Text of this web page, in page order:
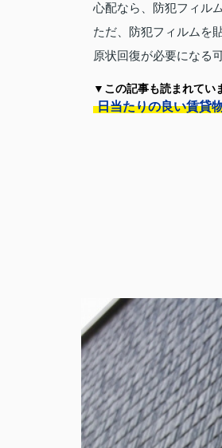
心配なら、防犯フィル
ただ、防犯フィルムを
原状回復が必要になる
▼この記事も読まれてい
日当たりの良い賃貸